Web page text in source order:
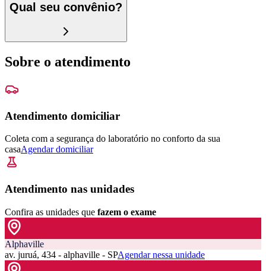
Qual seu convênio?
Sobre o atendimento
Atendimento domiciliar
Coleta com a segurança do laboratório no conforto da sua
casaAgendar domiciliar
Atendimento nas unidades
Confira as unidades que fazem o exame
Alphaville
av. juruá, 434 - alphaville - SPAgendar nessa unidade